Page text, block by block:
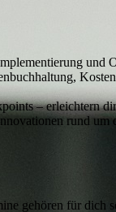
und
– erleichtern
rund um
gehören für dich